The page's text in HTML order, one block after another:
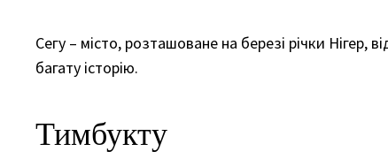
Сегу – місто, розташоване на березі річки
багату історію.
Тимбукту